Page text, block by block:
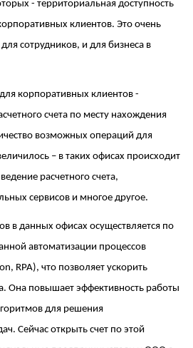
- территориальная доступность
клиентов. Это очень
сотрудников, и для бизнеса в
корпоративных клиентов -
счета по месту нахождения
возможных операций для
– в таких офисах происходит
расчетного счета,
сервисов и многое другое.
в данных офисах осуществляется по
автоматизации процессов
RPA), что позволяет ускорить
Она повышает эффективность работы
для решения
Сейчас открыть счет по этой